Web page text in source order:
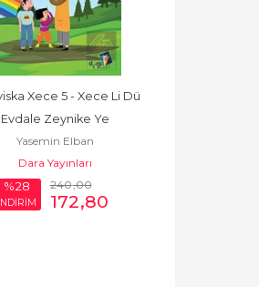
Xece 5 - Xece Li Dü
Evdale Zeynike Ye
Yasemin Elban
Dara Yayınları
%28 240,00
172,80